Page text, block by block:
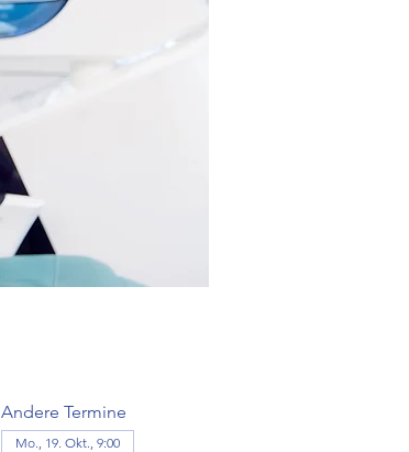
Andere Termine
Mo., 19. Okt., 9:00